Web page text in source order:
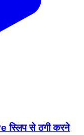
स्लिप से ठगी करने